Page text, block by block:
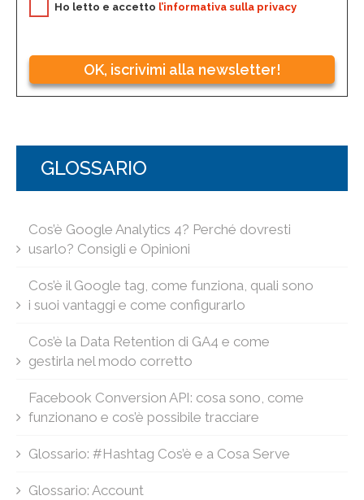
Ho letto e accetto l’informativa sulla privacy
OK, iscrivimi alla newsletter!
GLOSSARIO
Cos’è Google Analytics 4? Perché dovresti
usarlo? Consigli e Opinioni
Cos’è il Google tag, come funziona, quali sono
i suoi vantaggi e come configurarlo
Cos’è la Data Retention di GA4 e come
gestirla nel modo corretto
Facebook Conversion API: cosa sono, come
funzionano e cos’è possibile tracciare
Glossario: #Hashtag Cos’è e a Cosa Serve
Glossario: Account